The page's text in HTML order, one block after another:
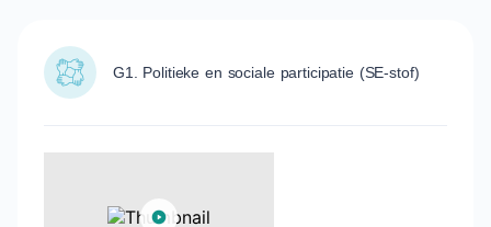
G1. Politieke en sociale participatie (SE-stof)